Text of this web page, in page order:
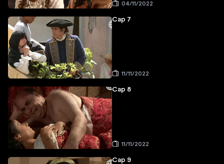
04/11/2022
Cap 7
11/11/2022
Cap 8
11/11/2022
Cap 9